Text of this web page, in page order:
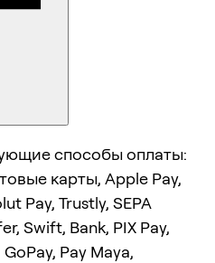
способы оплаты:
карты, Apple Pay,
Pay, Trustly, SEPA
Swift, Bank, PIX Pay,
Pay Maya,